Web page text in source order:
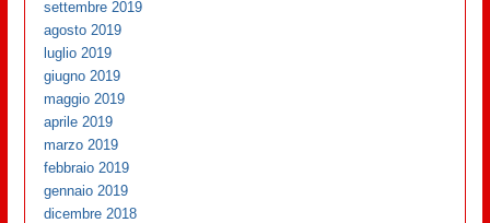
settembre 2019
agosto 2019
luglio 2019
giugno 2019
maggio 2019
aprile 2019
marzo 2019
febbraio 2019
gennaio 2019
dicembre 2018